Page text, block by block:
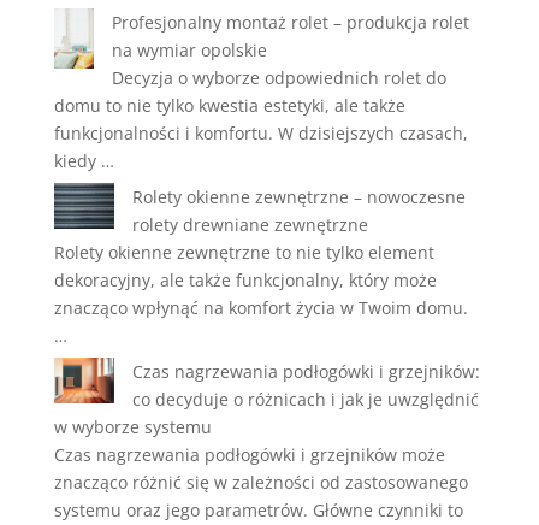
Profesjonalny montaż rolet – produkcja rolet
na wymiar opolskie
Decyzja o wyborze odpowiednich rolet do
domu to nie tylko kwestia estetyki, ale także
funkcjonalności i komfortu. W dzisiejszych czasach,
kiedy …
Rolety okienne zewnętrzne – nowoczesne
rolety drewniane zewnętrzne
Rolety okienne zewnętrzne to nie tylko element
dekoracyjny, ale także funkcjonalny, który może
znacząco wpłynąć na komfort życia w Twoim domu.
…
Czas nagrzewania podłogówki i grzejników:
co decyduje o różnicach i jak je uwzględnić
w wyborze systemu
Czas nagrzewania podłogówki i grzejników może
znacząco różnić się w zależności od zastosowanego
systemu oraz jego parametrów. Główne czynniki to